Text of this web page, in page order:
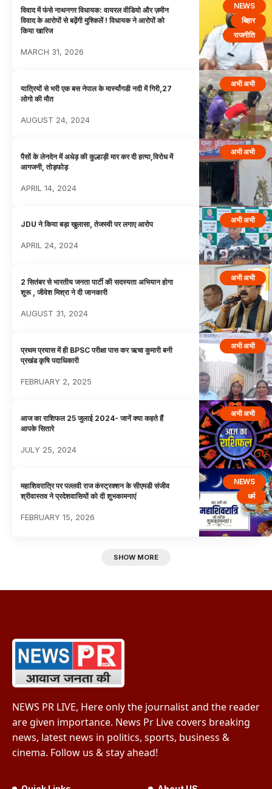
NEWS
बिहार
राजनीति
विवाद में फंसे नाथनगर विधायक: वायरल वीडियो और ज़मीन
विवाद के आरोपों से बढ़ेंगी मुश्किलें ! विधायक ने आरोपों को
किया खारिज
MARCH 31, 2026
अभी अभी
यात्रियों से भरी एक बस नेपाल के मार्स्यांगडी नदी में गिरी,27
लोगो की मौत
AUGUST 24, 2024
अभी अभी
पैसों के लेनदेन में अधेड़ की कुल्हाड़ी मार कर दी हत्या,विरोध में
आगजनी, तोड़फोड़
APRIL 14, 2024
अभी अभी
JDU ने किया बड़ा खुलासा, तेजस्वी पर लगाए आरोप
APRIL 24, 2024
अभी अभी
2 सितंबर से भारतीय जनता पार्टी की सदस्यता अभियान होगा
शुरू , जीवेश मिश्रा ने दी जानकारी
AUGUST 31, 2024
अभी अभी
प्रथम प्रयास में ही BPSC परीक्षा पास कर ऋचा कुमारी बनी
प्रखंड कृषि पदाधिकारी
FEBRUARY 2, 2025
अभी अभी
आज का राशिफल 25 जुलाई 2024- जानें क्या कहते हैं
आपके सितारे
JULY 25, 2024
NEWS
धर्म
महाशिवरात्रि पर पल्लवी राज कंस्ट्रक्शन के सीएमडी संजीव
श्रीवास्तव ने प्रदेशवासियों को दी शुभकामनाएं
FEBRUARY 15, 2026
SHOW MORE
NEWS PR LIVE, Here only the journalist and the reader
are given importance. News Pr Live covers breaking
news, latest news in politics, sports, business &
cinema. Follow us & stay ahead!